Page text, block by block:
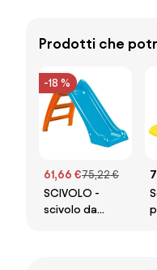
Prodotti che
-18 %
61,66 €75,22 €
SCIVOLO -
scivolo da